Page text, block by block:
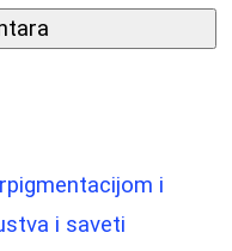
i
i saveti